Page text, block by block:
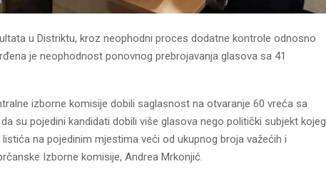
u Distriktu, kroz neophodni proces dodatne kontrole odnosno
je neophodnost ponovnog prebrojavanja glasova sa 41
izborne komisije dobili saglasnost na otvaranje 60 vreća sa
su pojedini kandidati dobili više glasova nego politički subjekt kojeg
na pojedinim mjestima veći od ukupnog broja važećih i
Izborne komisije, Andrea Mrkonjić.